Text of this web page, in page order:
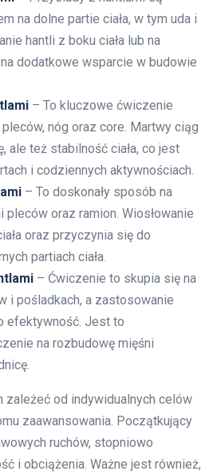
na dolne partie ciała, w tym uda i
hantli z boku ciała lub na
dodatkowe wsparcie w budowie
– To kluczowe ćwiczenie
nóg oraz core. Martwy ciąg
ale też stabilność ciała, co jest
i codziennych aktywnościach.
– To doskonały sposób na
oraz ramion. Wiosłowanie
oraz przyczynia się do
partiach ciała.
– Ćwiczenie to skupia się na
i pośladkach, a zastosowanie
efektywność. Jest to
na rozbudowę mięśni
zależeć od indywidualnych celów
zaawansowania. Początkujący
ruchów, stopniowo
i obciążenia. Ważne jest również,